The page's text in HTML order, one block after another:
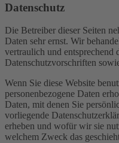
Datenschutz
Die Betreiber dieser Seiten
Daten sehr ernst. Wir
vertraulich und entsprechend
Datenschutzvorschriften
Wenn Sie diese Website
personenbezogene Daten
Daten, mit denen Sie
vorliegende
erheben und wofür wir sie
welchem Zweck das